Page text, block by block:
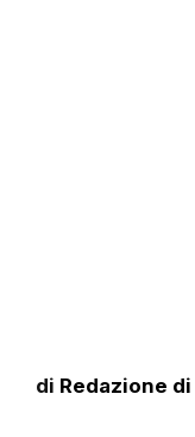
di Redazione